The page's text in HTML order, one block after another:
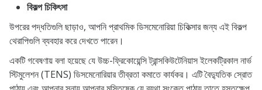
বিকল্প চিকিৎসা
উপরের পদ্ধতিগুলি ছাড়াও, আপনি প্রাথমিক ডিসমেনোরিয়া চিকিত্সার জন্য এই বিকল্প
থেরাপিগুলি ব্যবহার করে দেখতে পারেন।
একটি গবেষণায় বলা হয়েছে যে উচ্চ-ফ্রিকোয়েন্সি ট্রান্সকিউটেনিয়াস ইলেকট্রিকাল নার্ভ
স্টিমুলেশন (TENS) ডিসমেনোরিয়ার তীব্রতা কমাতে কার্যকর। এটি বৈদ্যুতিক স্রোত